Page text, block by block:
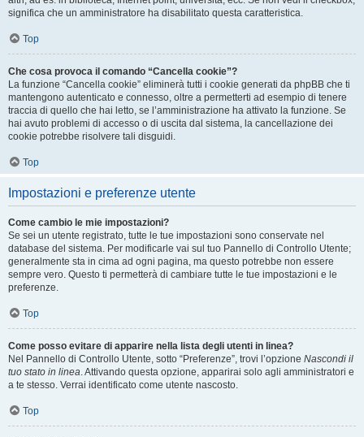
significa che un amministratore ha disabilitato questa caratteristica.
Top
Che cosa provoca il comando “Cancella cookie”?
La funzione “Cancella cookie” eliminerà tutti i cookie generati da phpBB che ti
mantengono autenticato e connesso, oltre a permetterti ad esempio di tenere
traccia di quello che hai letto, se l’amministrazione ha attivato la funzione. Se
hai avuto problemi di accesso o di uscita dal sistema, la cancellazione dei
cookie potrebbe risolvere tali disguidi.
Top
Impostazioni e preferenze utente
Come cambio le mie impostazioni?
Se sei un utente registrato, tutte le tue impostazioni sono conservate nel
database del sistema. Per modificarle vai sul tuo Pannello di Controllo Utente;
generalmente sta in cima ad ogni pagina, ma questo potrebbe non essere
sempre vero. Questo ti permetterà di cambiare tutte le tue impostazioni e le
preferenze.
Top
Come posso evitare di apparire nella lista degli utenti in linea?
Nel Pannello di Controllo Utente, sotto “Preferenze”, trovi l’opzione Nascondi il
tuo stato in linea. Attivando questa opzione, apparirai solo agli amministratori e
a te stesso. Verrai identificato come utente nascosto.
Top